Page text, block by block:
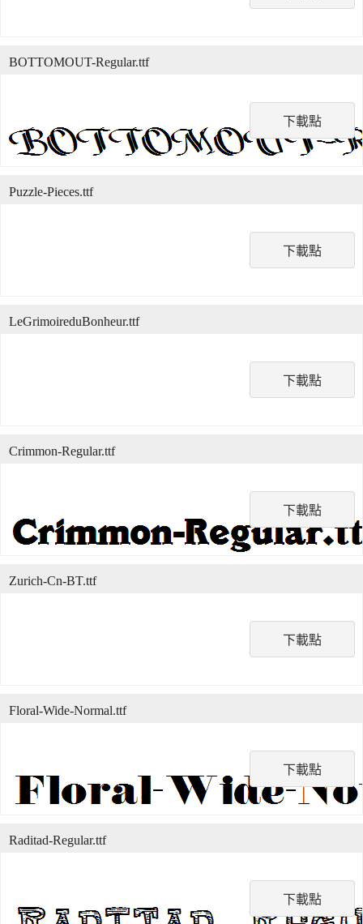
下載點
BOTTOMOUT-Regular.ttf
下載點
Puzzle-Pieces.ttf
下載點
LeGrimoireduBonheur.ttf
下載點
Crimmon-Regular.ttf
下載點
Zurich-Cn-BT.ttf
下載點
Floral-Wide-Normal.ttf
下載點
Raditad-Regular.ttf